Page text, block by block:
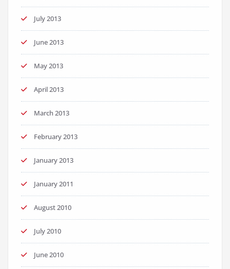
July 2013
June 2013
May 2013
April 2013
March 2013
February 2013
January 2013
January 2011
August 2010
July 2010
June 2010